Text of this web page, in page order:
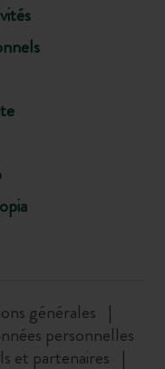
générales
personnelles
et partenaires